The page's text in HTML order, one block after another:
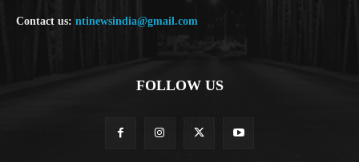
Contact us: ntinewsindia@gmail.com
FOLLOW US